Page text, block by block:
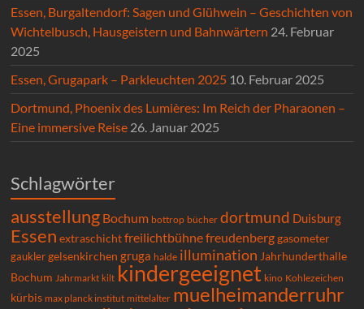
Essen, Burgaltendorf: Sagen und Glühwein – Geschichten von
Wichtelbusch, Hausgeistern und Bahnwärtern 24. Februar
2025
Essen, Grugapark – Parkleuchten 2025 10. Februar 2025
Dortmund, Phoenix des Lumières: Im Reich der Pharaonen –
Eine immersive Reise 26. Januar 2025
Schlagwörter
ausstellung Bochum bottrop bücher dortmund Duisburg
Essen extraschicht freilichtbühnefreudenberg gasometer
gaukler gelsenkirchen gruga halde illumination Jahrhunderthalle
Bochum Jahrmarkt kilt kindergeeignet kino Kohlezeichen
kürbis max planck institut mittelalter muelheimanderruhr